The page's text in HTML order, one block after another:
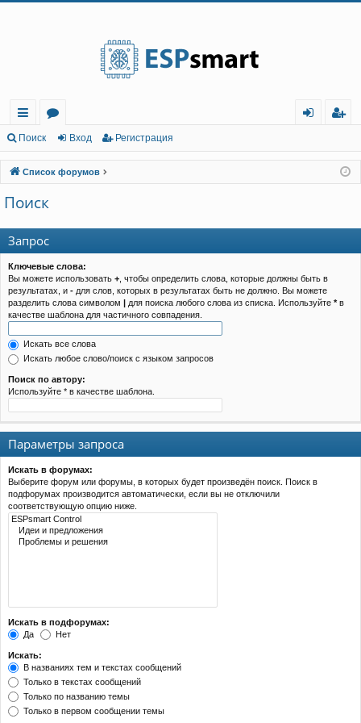
с
ы
лк
и
ру
м
ы
д
ис
тр
Поиск Вход Регистрация
Список форумов
Поиск
Запрос
Ключевые слова:
Вы можете использовать + , чтобы определить слова, которые должны быть в
результатах, и - для слов, которых в результатах быть не должно. Вы можете
разделить слова символом | для поиска любого слова из списка. Используйте *в
качестве шаблона для частичного совпадения.
Искать все слова
Искать любое слово/поиск с языком запросов
Поиск по автору:
Используйте * в качестве шаблона.
Параметры запроса
Искать в форумах:
Выберите форум или форумы, в которых будет произведён поиск. Поиск в
подфорумах производится автоматически, если вы не отключили
соответствующую опцию ниже.
Искать в подфорумах:
Да
Нет
Искать:
В названиях тем и текстах сообщений
Только в текстах сообщений
Только по названию темы
Только в первом сообщении темы